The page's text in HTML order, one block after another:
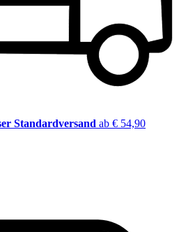
Standardversand ab € 54,90